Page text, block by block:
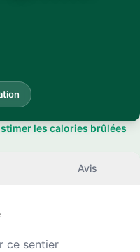
les calories brûlées
Avis
ce sentier